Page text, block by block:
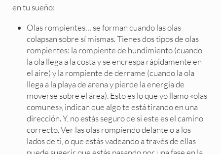
en tu sueño:
Olas rompientes… se forman cuando las olas
colapsan sobre sí mismas. Tienes dos tipos de olas
rompientes: la rompiente de hundimiento (cuando
la ola llega a la costa y se encrespa rápidamente en
el aire) y la rompiente de derrame (cuando la ola
llega a la playa de arena y pierde la energía de
moverse sobre el área). Esto es lo que yo llamo «olas
comunes», indican que algo te está tirando en una
dirección. Y, no estás seguro de si este es el camino
correcto. Ver las olas rompiendo delante o a los
lados de ti, o que estás vadeando a través de ellas